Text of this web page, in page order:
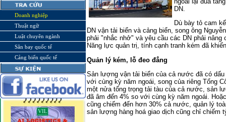
Doanh nghiệp
Thuật ngữ
Luật chuyên ngành
Sân bay quốc tế
Cảng biển quốc tế
DN.
Dù bày tỏ cam
DN vận tải biển và cảng biển, song ông
phải "nhắc nhở" và yêu cầu các DN phải
Năng lực quản trị, tính cạnh tranh kém đã
Quản lý kém, lỗ đeo đẳng
Sản lượng vận tải biển của cả nước đã có
với cùng kỳ năm ngoái, song của riêng Tổng
một nửa tổng trọng tải tàu của cả nước, sản
đã âm đến 4% so với cùng kỳ năm ngoái.
cũng chiếm đến hơn 30% cả nước, quản lý
sản lượng hàng hoá giao dịch cũng chỉ chiếm